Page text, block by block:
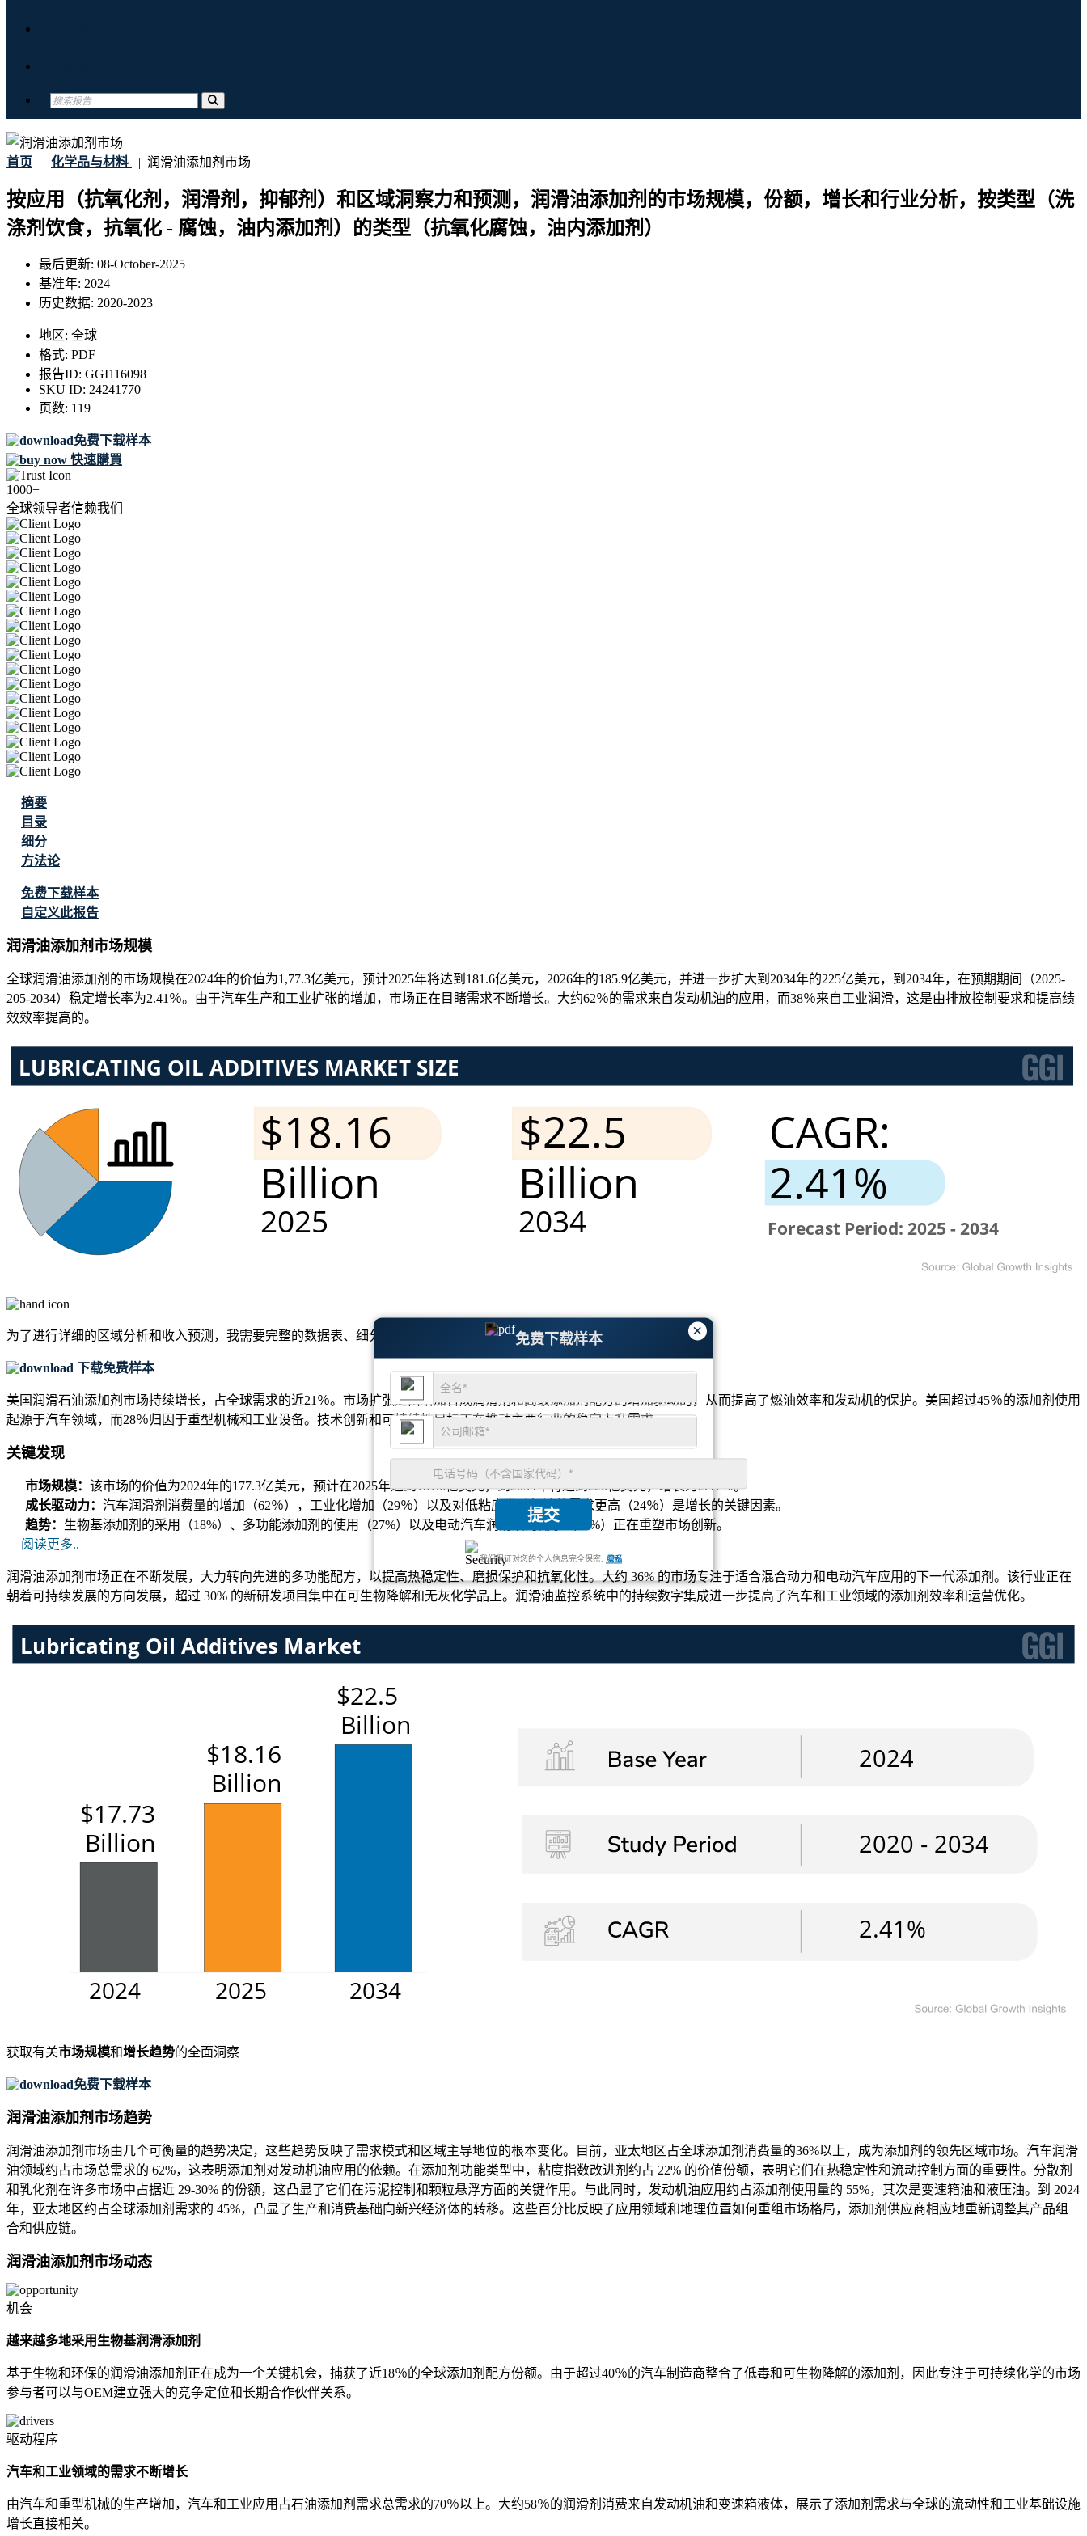
首页 | 化学品与材料 | 润滑油添加剂市场
按应用（抗氧化剂，润滑剂，抑郁剂）和区域洞察力和预测，润滑油添加剂的市场规模，份额，增长和行业分析，按类型（洗
涤剂饮食，抗氧化 - 腐蚀，油内添加剂）的类型（抗氧化腐蚀，油内添加剂）
最后更新: 08-October-2025
基准年: 2024
历史数据: 2020-2023
地区: 全球
格式: PDF
报告ID: GGI116098
SKU ID: 24241770
页数: 119
免费下载样本
快速購買
1000+
全球领导者信赖我们
×
免费下载样本
提交
我们保证对您的个人信息完全保密. 隐私
摘要
目录
细分
方法论
免费下载样本
自定义此报告
润滑油添加剂市场规模
全球润滑油添加剂的市场规模在2024年的价值为1,77.3亿美元，预计2025年将达到181.6亿美元，2026年的185.9亿美元，并进一步扩大到2034年的225亿美元，到2034年，在预期期间（2025-
205-2034）稳定增长率为2.41％。由于汽车生产和工业扩张的增加，市场正在目睹需求不断增长。大约62％的需求来自发动机油的应用，而38％来自工业润滑，这是由排放控制要求和提高绩
效效率提高的。
为了进行详细的区域分析和收入预测，我需要完整的数据表、细分市场分析和竞争格局。
下载免费样本
美国润滑石油添加剂市场持续增长，占全球需求的近21％。市场扩张是由增加合成润滑剂和高级添加剂配方的增加驱动的，从而提高了燃油效率和发动机的保护。美国超过45％的添加剂使用
起源于汽车领域，而28％归因于重型机械和工业设备。技术创新和可持续性目标正在推动主要行业的稳定上升需求。
关键发现
市场规模： 该市场的价值为2024年的177.3亿美元，预计在2025年达到181.6亿美元，到2034年将达到225亿美元，增长为2.41％。
成长驱动力： 汽车润滑剂消费量的增加（62％），工业化增加（29％）以及对低粘度发动机油的需求更高（24％）是增长的关键因素。
趋势： 生物基添加剂的采用（18%）、多功能添加剂的使用（27%）以及电动汽车润滑油的需求（15%）正在重塑市场创新。
阅读更多..
润滑油添加剂市场正在不断发展，大力转向先进的多功能配方，以提高热稳定性、磨损保护和抗氧化性。大约 36% 的市场专注于适合混合动力和电动汽车应用的下一代添加剂。该行业正在
朝着可持续发展的方向发展，超过 30% 的新研发项目集中在可生物降解和无灰化学品上。润滑油监控系统中的持续数字集成进一步提高了汽车和工业领域的添加剂效率和运营优化。
获取有关市场规模和增长趋势的全面洞察
免费下载样本
润滑油添加剂市场趋势
润滑油添加剂市场由几个可衡量的趋势决定，这些趋势反映了需求模式和区域主导地位的根本变化。目前，亚太地区占全球添加剂消费量的36%以上，成为添加剂的领先区域市场。汽车润滑
油领域约占市场总需求的 62%，这表明添加剂对发动机油应用的依赖。在添加剂功能类型中，粘度指数改进剂约占 22% 的价值份额，表明它们在热稳定性和流动控制方面的重要性。分散剂
和乳化剂在许多市场中占据近 29-30% 的份额，这凸显了它们在污泥控制和颗粒悬浮方面的关键作用。与此同时，发动机油应用约占添加剂使用量的 55%，其次是变速箱油和液压油。到 2024
年，亚太地区约占全球添加剂需求的 45%，凸显了生产和消费基础向新兴经济体的转移。这些百分比反映了应用领域和地理位置如何重组市场格局，添加剂供应商相应地重新调整其产品组
合和供应链。
润滑油添加剂市场动态
机会
越来越多地采用生物基润滑添加剂
基于生物和环保的润滑油添加剂正在成为一个关键机会，捕获了近18％的全球添加剂配方份额。由于超过40％的汽车制造商整合了低毒和可生物降解的添加剂，因此专注于可持续化学的市场
参与者可以与OEM建立强大的竞争定位和长期合作伙伴关系。
驱动程序
汽车和工业领域的需求不断增长
由汽车和重型机械的生产增加，汽车和工业应用占石油添加剂需求总需求的70％以上。大约58％的润滑剂消费来自发动机油和变速箱液体，展示了添加剂需求与全球的流动性和工业基础设施
增长直接相关。